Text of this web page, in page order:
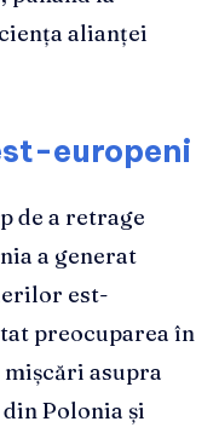
alianței
europeni
de a retrage
a generat
est-
preocuparea în
asupra
Polonia și